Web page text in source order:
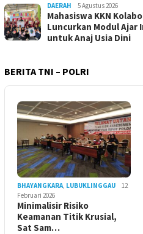
DAERAH 5 Agustus 2026
Mahasiswa KKN
Luncurkan Modul Ajar
untuk Anaj Usia Dini
BERITA TNI – POLRI
BHAYANGKARA LUBUKLINGGAU
12
Februari 2026
Minimalisir Risiko
Keamanan Titik Krusial,
Sat Sam…